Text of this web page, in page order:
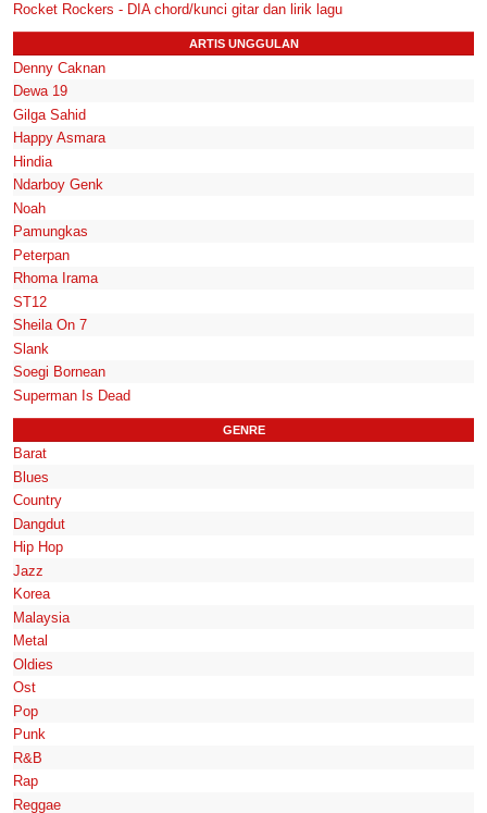
Rocket Rockers - DIA chord/kunci gitar dan lirik lagu
ARTIS UNGGULAN
Denny Caknan
Dewa 19
Gilga Sahid
Happy Asmara
Hindia
Ndarboy Genk
Noah
Pamungkas
Peterpan
Rhoma Irama
ST12
Sheila On 7
Slank
Soegi Bornean
Superman Is Dead
GENRE
Barat
Blues
Country
Dangdut
Hip Hop
Jazz
Korea
Malaysia
Metal
Oldies
Ost
Pop
Punk
R&B
Rap
Reggae